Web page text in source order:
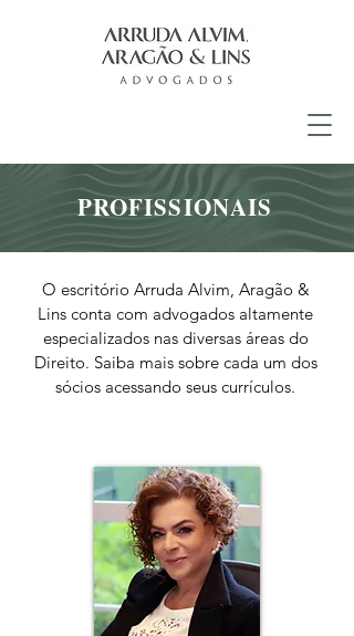
PROFISSIONAIS
O escritório Arruda Alvim, Aragão &
Lins conta com advogados altamente
especializados nas diversas áreas do
Direito. Saiba mais sobre cada um dos
sócios acessando seus currículos.